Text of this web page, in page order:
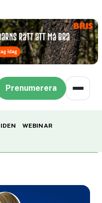
Prenumerera
WEBINAR